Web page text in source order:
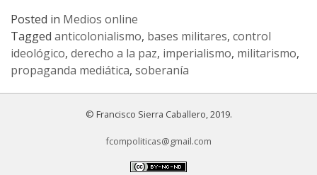
Posted in Medios online
Tagged anticolonialismo, bases militares, control
ideológico, derecho a la paz, imperialismo, militarismo,
propaganda mediática, soberanía
© Francisco Sierra Caballero, 2019.
fcompoliticas@gmail.com